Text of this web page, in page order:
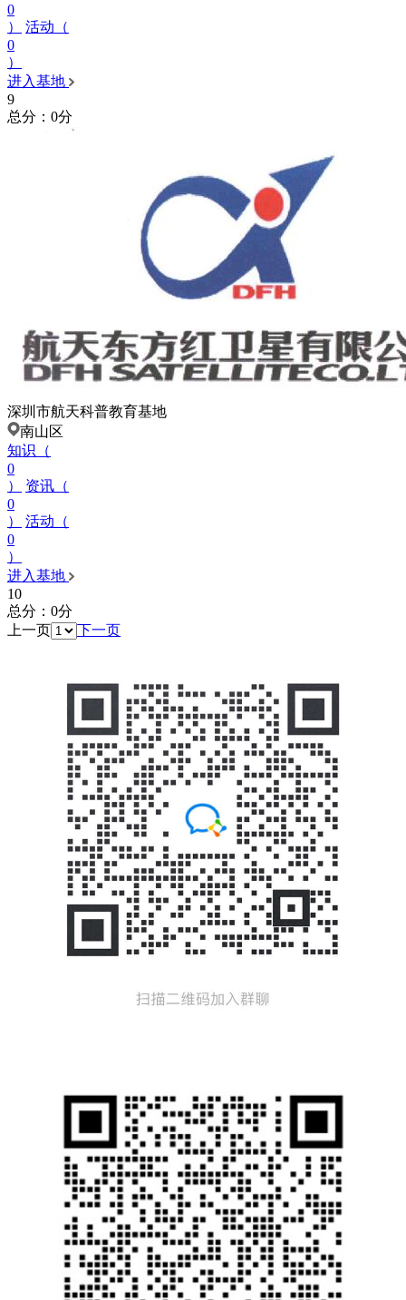
0
）
活动（
0
）
进入基地
9
总分：0分
深圳市航天科普教育基地
南山区
知识（
0
）
资讯（
0
）
活动（
0
）
进入基地
10
总分：0分
上一页
下一页